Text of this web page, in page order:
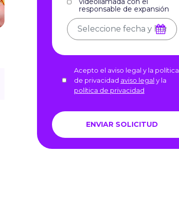
responsable de expansión
Acepto el aviso legal y la política
de privacidad aviso legal y la
política de privacidad